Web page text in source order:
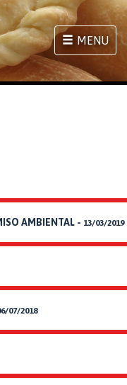
MENU
AMBIENTAL - 13/03/2019
07/2018